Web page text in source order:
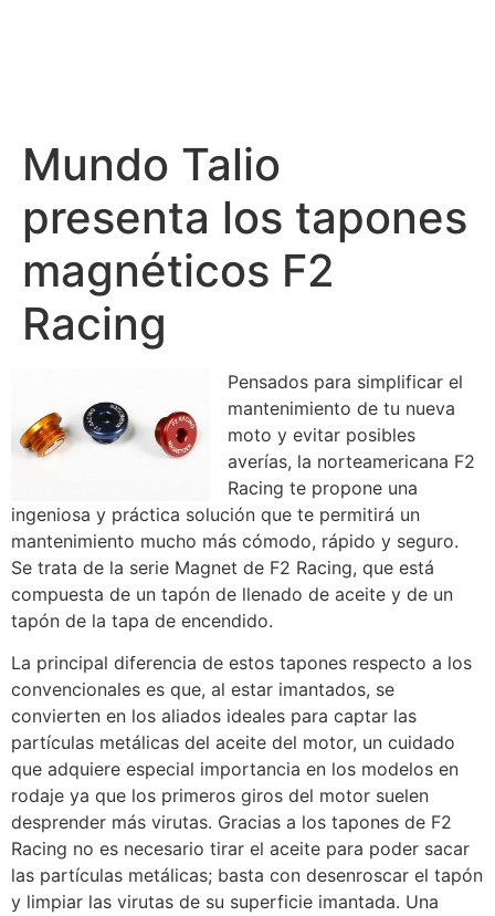
Mundo Talio
presenta los tapones
magnéticos F2
Racing
Pensados para simplificar el
mantenimiento de tu nueva
moto y evitar posibles
averías, la norteamericana F2
Racing te propone una
ingeniosa y práctica solución que te permitirá un
mantenimiento mucho más cómodo, rápido y seguro.
Se trata de la serie Magnet de F2 Racing, que está
compuesta de un tapón de llenado de aceite y de un
tapón de la tapa de encendido.
La principal diferencia de estos tapones respecto a los
convencionales es que, al estar imantados, se
convierten en los aliados ideales para captar las
partículas metálicas del aceite del motor, un cuidado
que adquiere especial importancia en los modelos en
rodaje ya que los primeros giros del motor suelen
desprender más virutas. Gracias a los tapones de F2
Racing no es necesario tirar el aceite para poder sacar
las partículas metálicas; basta con desenroscar el tapón
y limpiar las virutas de su superficie imantada. Una